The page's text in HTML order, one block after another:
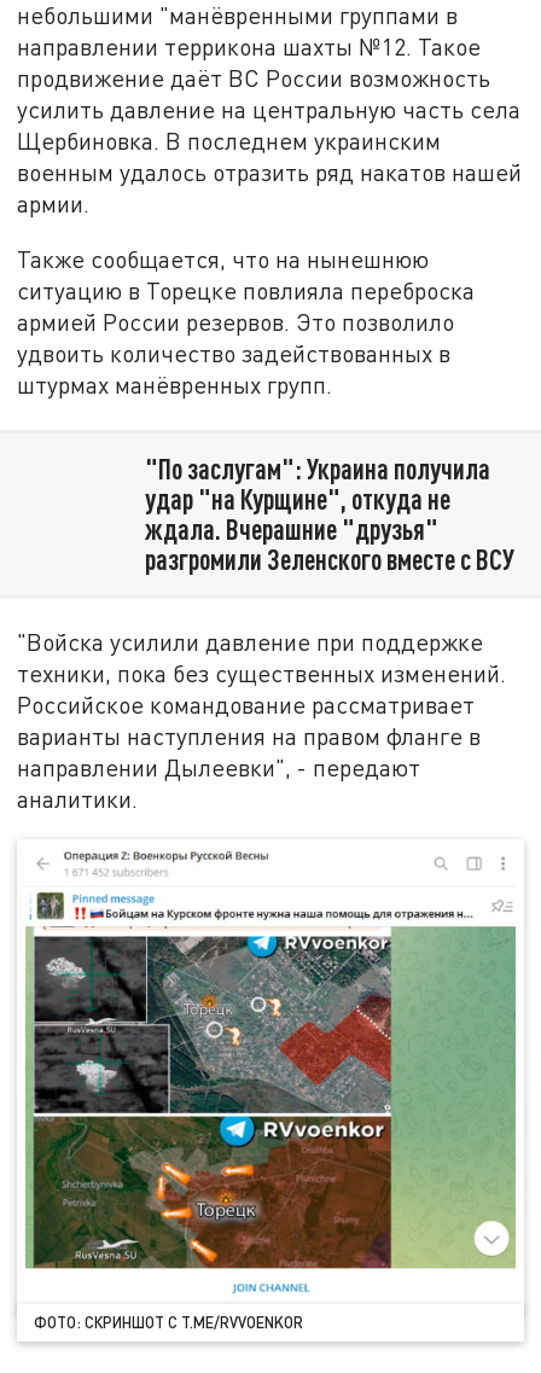
небольшими "манёвренными группами в
направлении террикона шахты №12. Такое
продвижение даёт ВС России возможность
усилить давление на центральную часть села
Щербиновка. В последнем украинским
военным удалось отразить ряд накатов нашей
армии.
Также сообщается, что на нынешнюю
ситуацию в Торецке повлияла переброска
армией России резервов. Это позволило
удвоить количество задействованных в
штурмах манёвренных групп.
"По заслугам": Украина получила
удар "на Курщине", откуда не
ждала. Вчерашние "друзья"
разгромили Зеленского вместе с ВСУ
"Войска усилили давление при поддержке
техники, пока без существенных изменений.
Российское командование рассматривает
варианты наступления на правом фланге в
направлении Дылеевки", - передают
аналитики.
ФОТО: СКРИНШОТ С T.ME/RVVOENKOR